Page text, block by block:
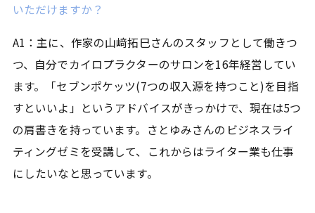
いただけますか？
A1：主に、作家の山﨑拓巳さんのスタッフとして働きつ
つ、自分でカイロプラクターのサロンを16年経営してい
ます。「セブンポケッツ(7つの収入源を持つこと)を目指
すといいよ」というアドバイスがきっかけで、現在は5つ
の肩書きを持っています。さとゆみさんのビジネスライ
ティングゼミを受講して、これからはライター業も仕事
にしたいなと思っています。